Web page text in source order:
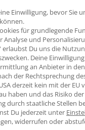
dieses Pullovers
Passform,
dank der
sorgt.
Einwilligung, bevor Sie
für grundlegende
Analyse und
erlaubst Du uns die
Deine
an Anbieter in den
der Rechtsprechung
derzeit kein mit der EU
haben und das Risiko
durch staatliche Stellen
Du jederzeit unter
widerrufen oder